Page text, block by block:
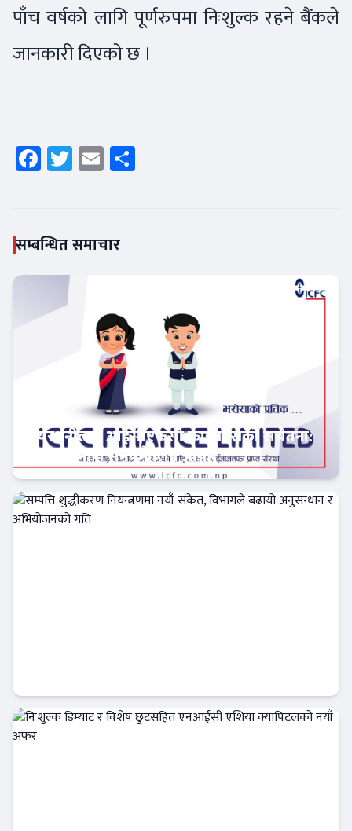
पाँच वर्षको लागि पूर्णरुपमा निःशुल्क रहने बैंकले
जानकारी दिएको छ ।
Facebook
Twitter
Email
सम्बन्धित समाचार
फिन–टेक
सेयरधनीलाई आईसीएफसी फाइनान्सको सचेतना:
बाँकी लाभांश समयमै लिन आग्रह
अर्थतन्त्र